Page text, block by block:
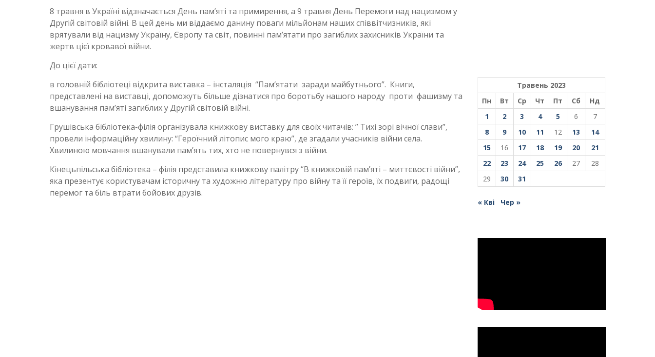
8 травня в Україні відзначається День пам’яті та примирення, а 9 травня День Перемоги над нацизмом у
Другій світовій війні. В цей день ми віддаємо данину поваги мільйонам наших співвітчизників, які
врятували від нацизму Україну, Європу та світ, повинні пам’ятати про загиблих захисників України та
жертв цієї кровавої війни.
До цієї дати:
в головній бібліотеці відкрита виставка – інсталяція “Пам’ятати заради майбутнього”. Книги,
представлені на виставці, допоможуть більше дізнатися про боротьбу нашого народу проти фашизму та
вшанування пам’яті загиблих у Другій світовій війні.
Грушівська бібліотека-філія організувала книжкову виставку для своїх читачів: ” Тихі зорі вічної слави”,
провели інформаційну хвилину: “Героїчний літопис мого краю”, де згадали учасників війни села.
Хвилиною мовчання вшанували пам’ять тих, хто не повернувся з війни.
Кінецьпільська бібліотека – філія представила книжкову палітру “В книжковій пам’яті – миттєвості війни”,
яка презентує користувачам історичну та художню літературу про війну та її героїв, їх подвиги, радощі
перемог та біль втрати бойових друзів.
Травень 2023
Пн
Вт Ср Чт Пт Сб
Нд
1
2 3 4 5 6
7
8
9 10 11 12 13
14
15
16 17 18 19 20
21
22
23 24 25 26 27
28
29
30 31
« Кві Чер »